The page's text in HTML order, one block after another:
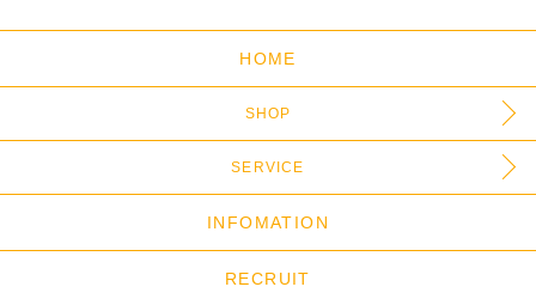
HOME
SHOP
SERVICE
INFOMATION
RECRUIT